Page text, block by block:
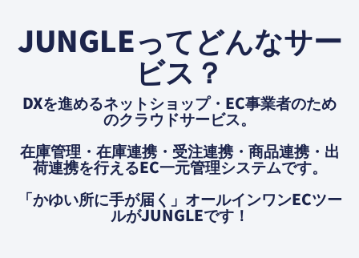
JUNGLEってどんなサー
ビス？
DXを進めるネットショップ・EC事業者のため
のクラウドサービス。
在庫管理・在庫連携・受注連携・商品連携・出
荷連携を⾏えるEC⼀元管理システムです。
「かゆい所に⼿が届く」オールインワンECツー
ルがJUNGLEです！